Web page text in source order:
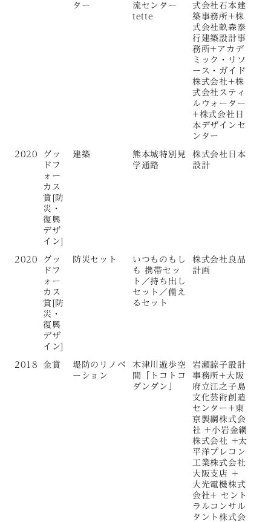
ター
流センター
tette
式会社石本建
築事務所+株
式会社畝森泰
行建築設計事
務所+アカデ
ミック・リソ
ース・ガイド
株式会社+株
式会社スティ
ルウォーター
+株式会社日
本デザインセ
ンター
2020
グッ
ドフ
ォー
カス
賞[防
災・
復興
デザ
イン]
建築
熊本城特別見
学通路
株式会社日本
設計
2020
グッ
ドフ
ォー
カス
賞[防
災・
復興
デザ
イン]
防災セット
いつものもし
も 携帯セッ
ト／持ち出し
セット／備え
るセット
株式会社良品
計画
2018 金賞
堤防のリノベ
ーション
木津川遊歩空
間「トコトコ
ダンダン」
岩瀬諒子設計
事務所+大阪
府立江之子島
文化芸術創造
センター+東
京製綱株式会
社 +小岩金網
株式会社 +太
平洋プレコン
工業株式会社
大阪支店 +
大光電機株式
会社+ セント
ラルコンサル
タント株式会